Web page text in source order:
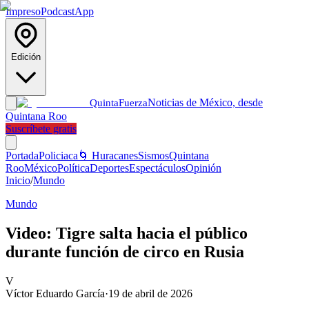
ImpresoPodcastApp
Edición
QuintaFuerzaNoticias de México, desde
Quintana Roo
Suscríbete gratis
PortadaPoliciaca 🌀 HuracanesSismosQuintana
RooMéxicoPolíticaDeportesEspectáculosOpinión
Inicio/Mundo
Mundo
Video: Tigre salta hacia el público
durante función de circo en Rusia
V
Víctor Eduardo García·19 de abril de 2026